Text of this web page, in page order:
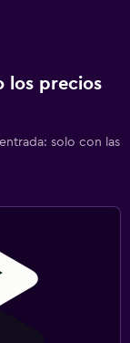
los precios
solo con las